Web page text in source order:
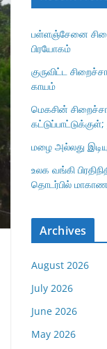
பள்ளஞ்சேனை
பிரயோகம்
குருவிட்ட
காயம்
மெகசின்
மழை அல்லது
உலக வங்கி
தொடர்பில்
Archives
August 2026
July 2026
June 2026
May 2026